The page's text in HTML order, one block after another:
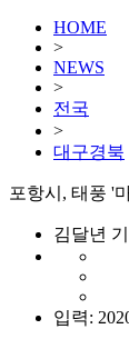
HOME
>
NEWS
>
전국
>
대구경북
포항시, 태풍 '
김달년
입력: